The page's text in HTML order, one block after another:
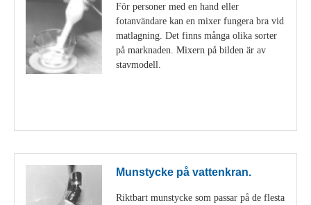
För personer med en hand eller
fotanvändare kan en mixer fungera bra vid
matlagning. Det finns många olika sorter
på marknaden. Mixern på bilden är av
stavmodell.
Munstycke på vattenkran.
Riktbart munstycke som passar på de flesta